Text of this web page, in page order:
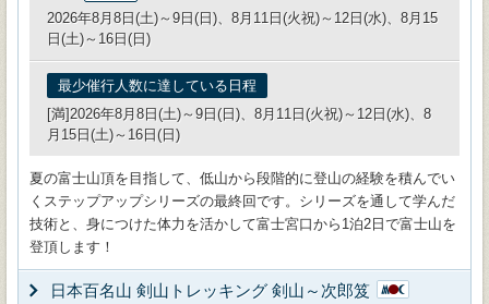
2026年8月8日(土)～9日(日)、8月11日(火祝)～12日(水)、8月15
日(土)～16日(日)
最少催行人数に達している日程
[満]2026年8月8日(土)～9日(日)、8月11日(火祝)～12日(水)、8
月15日(土)～16日(日)
夏の富士山頂を目指して、低山から段階的に登山の経験を積んでい
くステップアップシリーズの最終回です。シリーズを通して学んだ
技術と、身につけた体力を活かして富士宮口から1泊2日で富士山を
登頂します！
日本百名山 剣山トレッキング 剣山～次郎笈